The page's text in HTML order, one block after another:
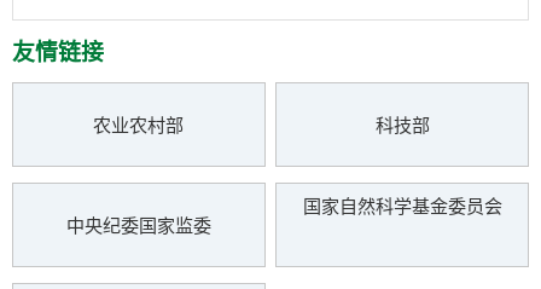
友情链接
农业农村部 科技部
中央纪委国家监委
国家自然科学基金委员会